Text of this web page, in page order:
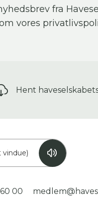
fra
vores
Hent
00